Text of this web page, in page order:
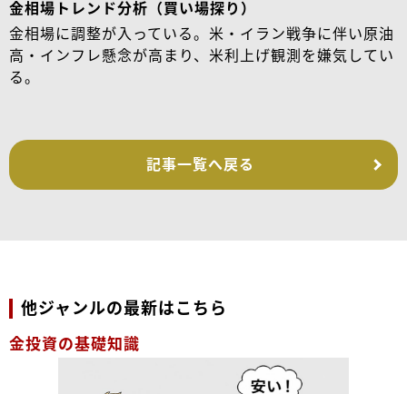
金相場トレンド分析（買い場探り）
金相場に調整が入っている。米・イラン戦争に伴い原油
高・インフレ懸念が高まり、米利上げ観測を嫌気してい
る。
記事一覧へ戻る
他ジャンルの最新はこちら
金投資の基礎知識